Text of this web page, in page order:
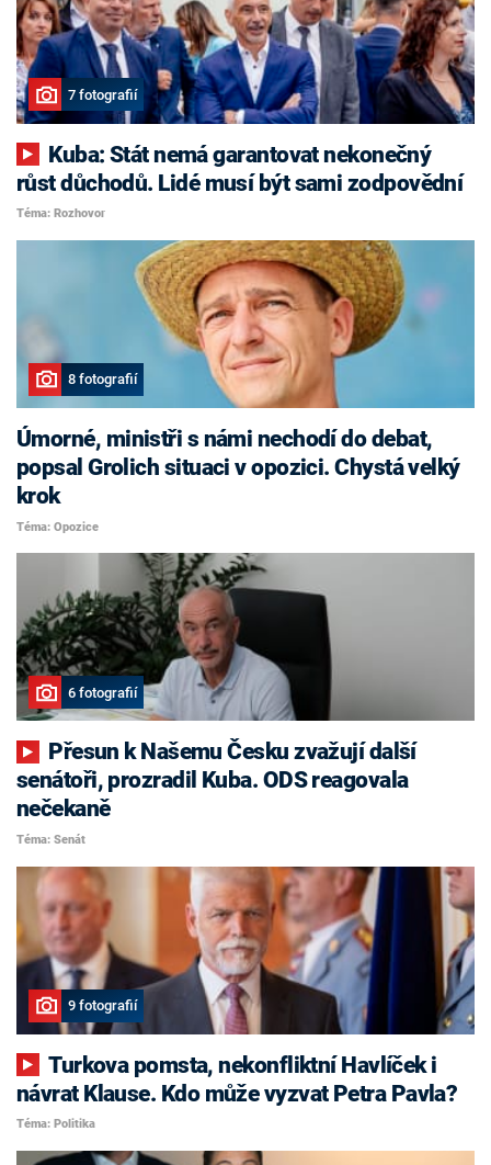
7 fotografií
růst důchodů. Lidé musí být sami zodpovědní
Téma: Rozhovor
8 fotografií
Úmorné, ministři s námi nechodí do debat,
popsal Grolich situaci v opozici. Chystá velký
krok
Téma: Opozice
6 fotografií
senátoři, prozradil Kuba. ODS reagovala
nečekaně
Téma: Senát
9 fotografií
Turkova pomsta, nekonfliktní Havlíček i
návrat Klause. Kdo může vyzvat Petra Pavla?
Téma: Politika